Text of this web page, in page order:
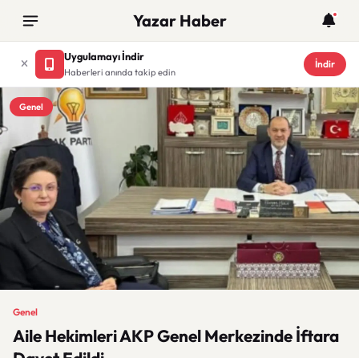
Yazar Haber
Uygulamayı İndir
Haberleri anında takip edin
İndir
Genel
Genel
Aile Hekimleri AKP Genel Merkezinde İftara